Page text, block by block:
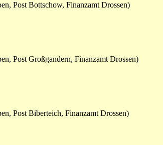
Post Bottschow, Finanzamt Drossen)
Post Großgandern, Finanzamt Drossen)
Post Biberteich, Finanzamt Drossen)